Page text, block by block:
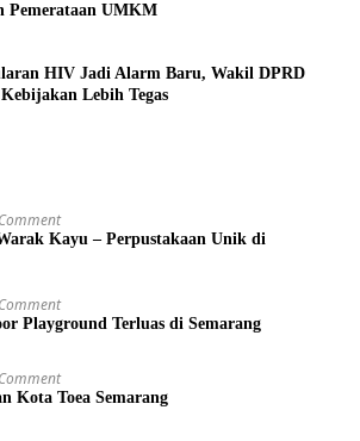
Pemerataan UMKM
HIV Jadi Alarm Baru, Wakil DPRD
Lebih Tegas
Kayu – Perpustakaan Unik di
Playground Terluas di Semarang
Kota Toea Semarang